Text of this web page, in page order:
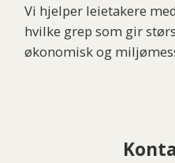
Vi hjelper leietakere
hvilke grep som gir
økonomisk og